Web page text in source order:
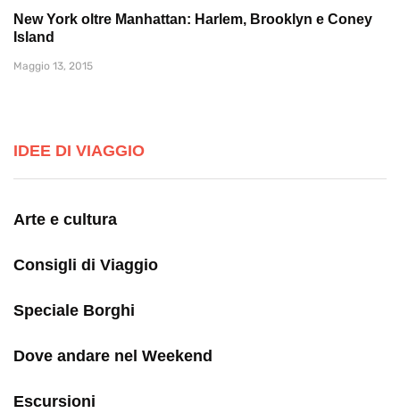
New York oltre Manhattan: Harlem, Brooklyn e Coney
Island
Maggio 13, 2015
IDEE DI VIAGGIO
Arte e cultura
Consigli di Viaggio
Speciale Borghi
Dove andare nel Weekend
Escursioni